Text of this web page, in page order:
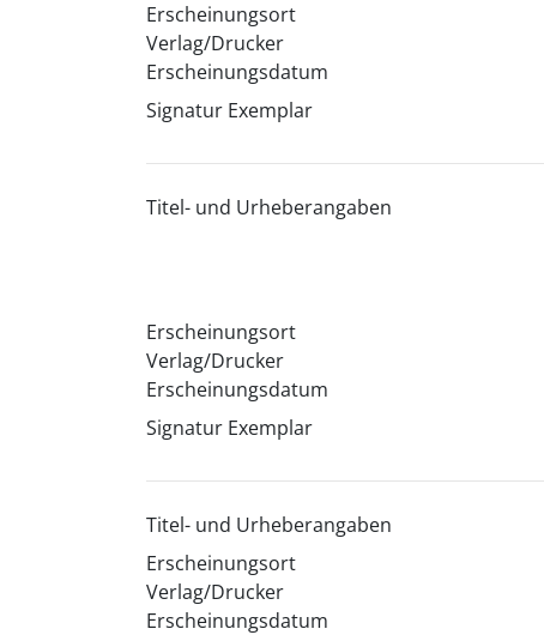
Erscheinungsort
Verlag/Drucker
Erscheinungsdatum
Signatur Exemplar
Titel- und Urheberangaben
Erscheinungsort
Verlag/Drucker
Erscheinungsdatum
Signatur Exemplar
Titel- und Urheberangaben
Erscheinungsort
Verlag/Drucker
Erscheinungsdatum